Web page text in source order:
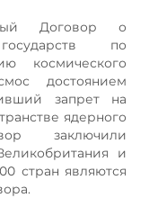
Договор о
по
космического
достоянием
запрет на
ядерного
заключили
и
стран являются